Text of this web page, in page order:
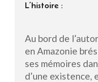
L’histoire :
Au bord de
en Amazonie
ses mémoires
d’une existence,